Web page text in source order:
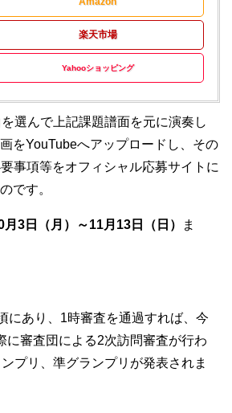
楽天市場
Yahooショッピング
選んで上記課題譜面を元に演奏し
をYouTubeへアップロードし、その
事項等をオフィシャル応募サイトに
です。
3日（月）～11月13日（日）
ま
にあり、1時審査を通過すれば、今
に審査団による2次訪問審査が行わ
プリ、準グランプリが発表されま